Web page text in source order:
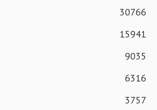
30766
15941
9035
6316
3757